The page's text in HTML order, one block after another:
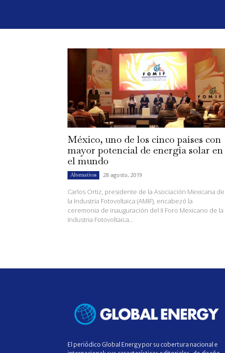
México, uno de los cinco países con
mayor potencial de energía solar en
el mundo
Alternativas 28 agosto, 2019
Carlos Ortiz, presidente de la Asociación Mexicana de
la Industria Fotovoltaica (AMIF), encabezó la
ceremonia de inauguración del II Foro Mexicano de la
Industria Fotovoltaica...
El periódico Global Energy por su cobertura nacional e